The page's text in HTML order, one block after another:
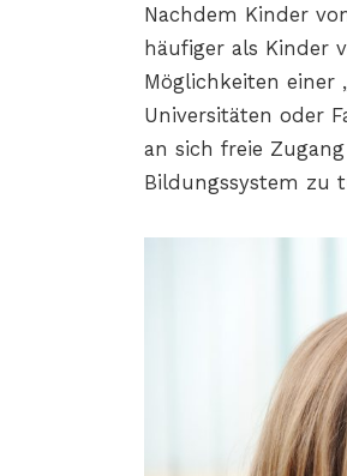
Nachdem Kinder
häufiger als Kinder
Möglichkeiten einer
Universitäten oder
an sich freie
Bildungssystem zu